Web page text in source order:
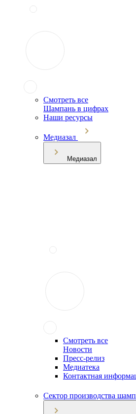
Смотреть все
Шампань в цифрах
Наши ресурсы
Медиазал
Медиазал
Смотреть все
Новости
Пресс-релиз
Медиатека
Контактная
Сектор производства